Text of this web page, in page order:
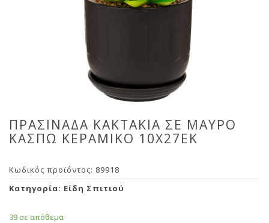
ΠΡΑΣΙΝΑΔΑ ΚΑΚΤΑΚΙΑ ΣΕ ΜΑΥΡΟ
ΚΑΣΠΩ ΚΕΡΑΜΙΚΟ 10Χ27ΕΚ
Κωδικός προϊόντος: 89918
Κατηγορία: Είδη Σπιτιού
39 σε απόθεμα